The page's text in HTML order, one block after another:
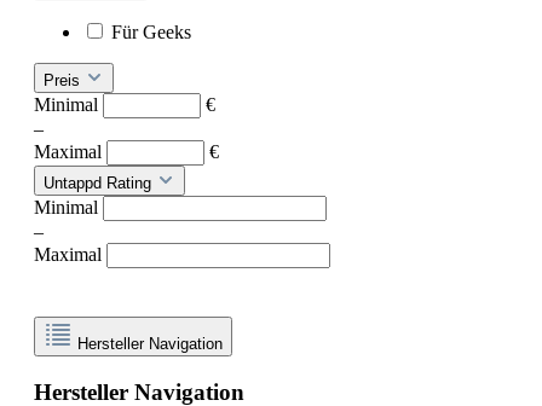
Für Geeks
Preis
Minimal
€
–
Maximal
€
Untappd Rating
Minimal
–
Maximal
Hersteller Navigation
Hersteller Navigation